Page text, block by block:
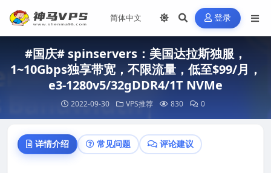
登录
#国庆# spinservers：美国达拉斯独服，
1~10Gbps独享带宽，不限流量，低至$99/月，
e3-1280v5/32gDDR4/1T NVMe
2022-09-30 VPS推荐 830 0
详情介绍 常见问题 评论建议